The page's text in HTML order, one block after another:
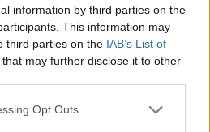
information by third parties on the
This information may
third parties on the IAB’s List of
that may further disclose it to other
app uses one or more Google
Opt Outs